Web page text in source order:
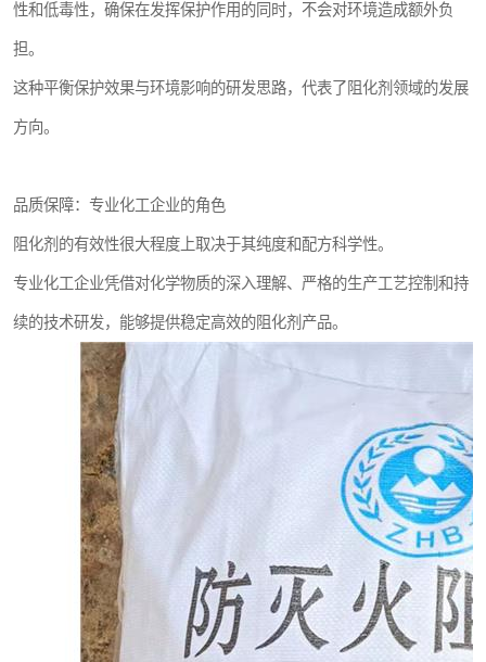
性和低毒性，确保在发挥保护作用的同时，不会对环境造成额外负
担。
这种平衡保护效果与环境影响的研发思路，代表了阻化剂领域的发展
方向。
品质保障：专业化工企业的角色
阻化剂的有效性很大程度上取决于其纯度和配方科学性。
专业化工企业凭借对化学物质的深入理解、严格的生产工艺控制和持
续的技术研发，能够提供稳定高效的阻化剂产品。